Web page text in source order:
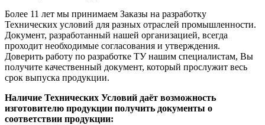
Более 11 лет мы принимаем Заказы на разработку
Технических условий для разных отраслей промышленности.
Документ, разработанный нашей организацией, всегда
проходит необходимые согласования и утверждения.
Доверить работу по разработке ТУ нашим специалистам, Вы
получите качественный документ, который прослужит весь
срок выпуска продукции.
Наличие Технических Условий даёт возможность
изготовителю продукции получить документы о
соответствии продукции: